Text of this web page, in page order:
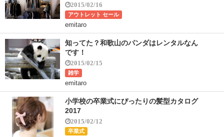
2015/02/16
アウトレット セール
emitaro
知ってた？和歌山のパンダはレンタルなん
です！
2015/02/15
雑学
emitaro
小学校の卒業式にぴったりの髪型カタログ
2017
2015/02/12
卒業式